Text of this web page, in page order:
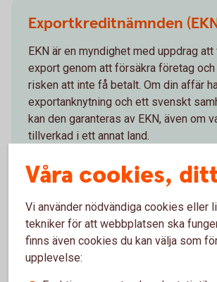
Exportkreditnämnden
EKN är en myndighet med uppdrag
export genom att försäkra företag
risken att inte få betalt. Om din affär
exportanknytning och ett svenskt
kan den garanteras av EKN, även om
tillverkad i ett annat land.
EKN och exportfinansiering
Valutahantering
Våra cookies,
Vi använder nödvändiga cookies eller
tekniker för att webbplatsen ska
finns även cookies du kan välja som
upplevelse: